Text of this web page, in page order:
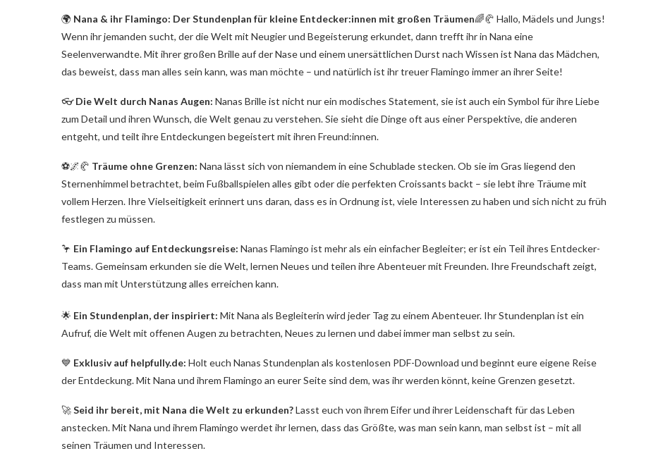
🌍 Nana & ihr Flamingo: Der Stundenplan für kleine Entdecker:innen mit großen Träumen🌈🥐 Hallo, Mädels und Jungs!
Wenn ihr jemanden sucht, der die Welt mit Neugier und Begeisterung erkundet, dann trefft ihr in Nana eine
Seelenverwandte. Mit ihrer großen Brille auf der Nase und einem unersättlichen Durst nach Wissen ist Nana das Mädchen,
das beweist, dass man alles sein kann, was man möchte – und natürlich ist ihr treuer Flamingo immer an ihrer Seite!
👓Die Welt durch Nanas Augen: Nanas Brille ist nicht nur ein modisches Statement, sie ist auch ein Symbol für ihre Liebe
zum Detail und ihren Wunsch, die Welt genau zu verstehen. Sie sieht die Dinge oft aus einer Perspektive, die anderen
entgeht, und teilt ihre Entdeckungen begeistert mit ihren Freund:innen.
⚽️🌌🥐 Träume ohne Grenzen: Nana lässt sich von niemandem in eine Schublade stecken. Ob sie im Gras liegend den
Sternenhimmel betrachtet, beim Fußballspielen alles gibt oder die perfekten Croissants backt – sie lebt ihre Träume mit
vollem Herzen. Ihre Vielseitigkeit erinnert uns daran, dass es in Ordnung ist, viele Interessen zu haben und sich nicht zu früh
festlegen zu müssen.
🦩 Ein Flamingo auf Entdeckungsreise: Nanas Flamingo ist mehr als ein einfacher Begleiter; er ist ein Teil ihres Entdecker-
Teams. Gemeinsam erkunden sie die Welt, lernen Neues und teilen ihre Abenteuer mit Freunden. Ihre Freundschaft zeigt,
dass man mit Unterstützung alles erreichen kann.
🌟 Ein Stundenplan, der inspiriert: Mit Nana als Begleiterin wird jeder Tag zu einem Abenteuer. Ihr Stundenplan ist ein
Aufruf, die Welt mit offenen Augen zu betrachten, Neues zu lernen und dabei immer man selbst zu sein.
💙 Exklusiv auf helpfully.de: Holt euch Nanas Stundenplan als kostenlosen PDF-Download und beginnt eure eigene Reise
der Entdeckung. Mit Nana und ihrem Flamingo an eurer Seite sind dem, was ihr werden könnt, keine Grenzen gesetzt.
🚀Seid ihr bereit, mit Nana die Welt zu erkunden?Lasst euch von ihrem Eifer und ihrer Leidenschaft für das Leben
anstecken. Mit Nana und ihrem Flamingo werdet ihr lernen, dass das Größte, was man sein kann, man selbst ist – mit all
seinen Träumen und Interessen.